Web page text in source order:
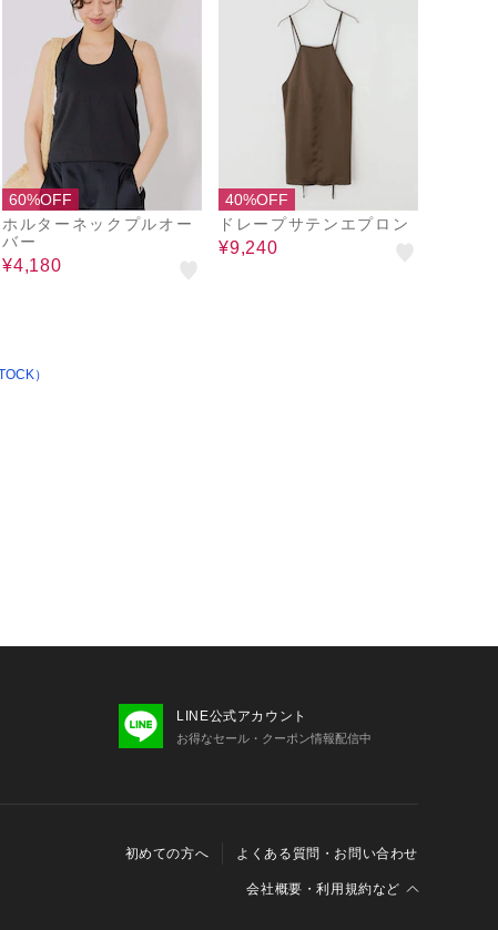
60%OFF
ホルターネックプルオー
バー
¥4,180
40%OFF
ドレープサテンエプロン
¥9,240
）
LINE公式アカウント
お得なセール・クーポン情報配信中
初めての方へ よくある質問・お問い合わせ
会社概要・利用規約など